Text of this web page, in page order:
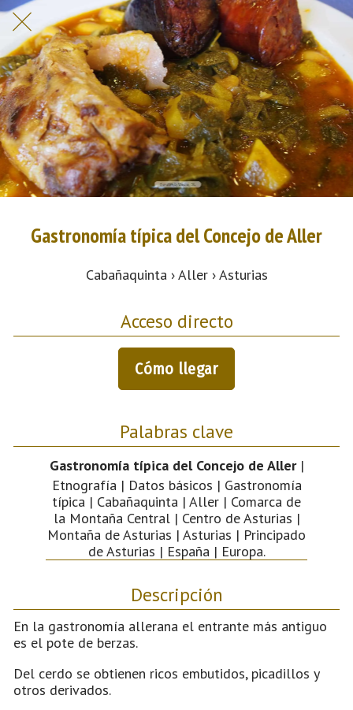
Gastronomía típica del Concejo de Aller
Cabañaquinta › Aller › Asturias
Acceso directo
Cómo llegar
Palabras clave
Gastronomía típica del Concejo de Aller|
Etnografía | Datos básicos | Gastronomía
típica | Cabañaquinta | Aller | Comarca de
la Montaña Central | Centro de Asturias |
Montaña de Asturias | Asturias | Principado
de Asturias | España | Europa.
Descripción
En la gastronomía allerana el entrante más antiguo
es el pote de berzas.
Del cerdo se obtienen ricos embutidos, picadillos y
otros derivados.